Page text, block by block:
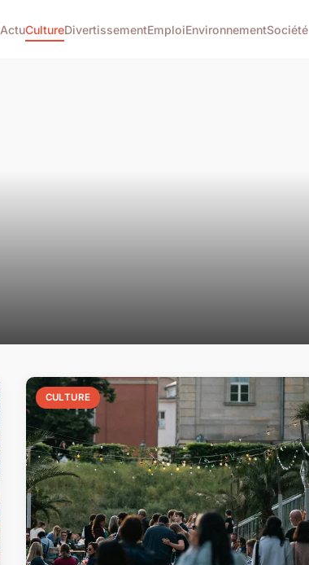
ActuCultureDivertissementEmploiEnvironnementSociété
CULTURE